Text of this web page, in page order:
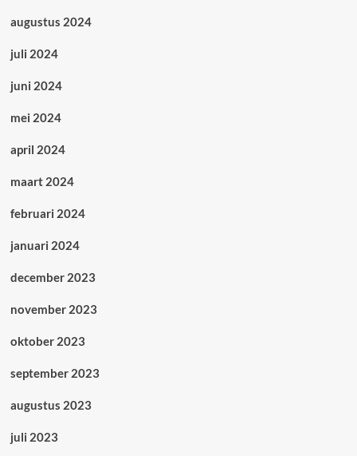
augustus 2024
juli 2024
juni 2024
mei 2024
april 2024
maart 2024
februari 2024
januari 2024
december 2023
november 2023
oktober 2023
september 2023
augustus 2023
juli 2023